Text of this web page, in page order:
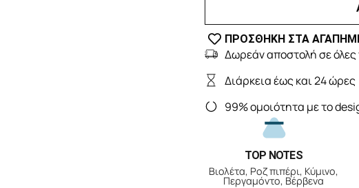
ΠΡΟΣΘΗΚΗ ΣΤΑ
Δωρεάν αποστολή σε όλες
Διάρκεια έως και 24 ώρες
99% ομοιότητα με το
TOP NOTES
Βιολέτα, Ροζ πιπέρι, Κύμινο,
Περγαμόντο, Βέρβενα